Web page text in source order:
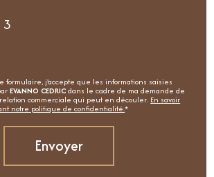
formulaire, j'accepte que les informations saisies
EVANNO CEDRICdans le cadre de ma demande de
commerciale qui peut en découler. En savoir
notre politique de confidentialité.*